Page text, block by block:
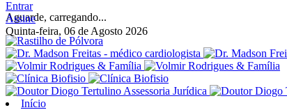
Aguarde, carregando...
Entrar
Assine
Quinta-feira, 06 de Agosto 2026
Início